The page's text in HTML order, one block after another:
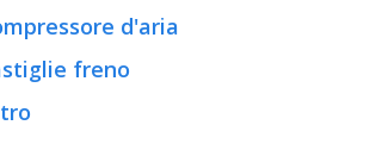
d'aria
freno